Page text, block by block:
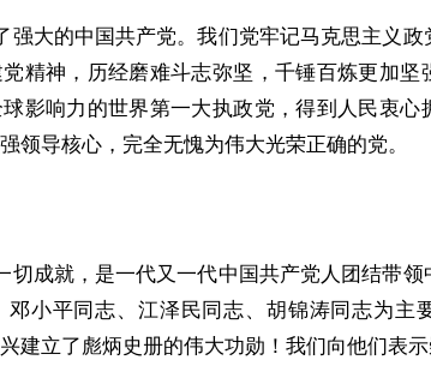
强大的中国共产党。我们党牢记马克思主义
精神，历经磨难斗志弥坚，千锤百炼更加坚
影响力的世界第一大执政党，得到人民衷心
领导核心，完全无愧为伟大光荣正确的党。
切成就，是一代又一代中国共产党人团结带
邓小平同志、江泽民同志、胡锦涛同志为主
建立了彪炳史册的伟大功勋！我们向他们表示